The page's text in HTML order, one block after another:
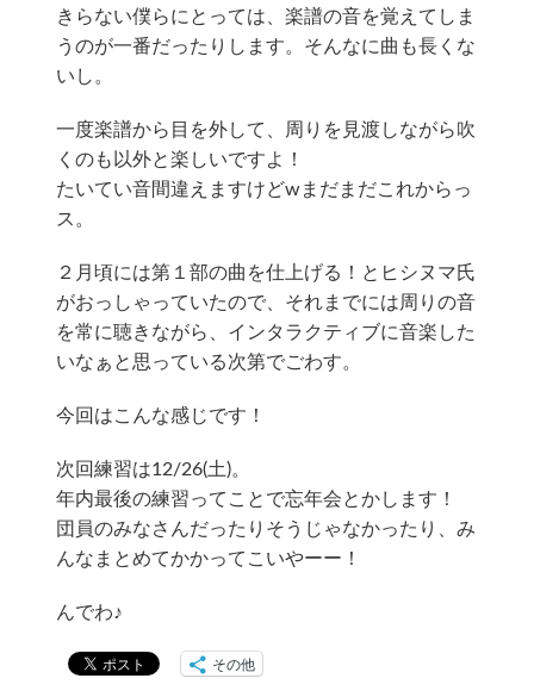
きらない僕らにとっては、楽譜の音を覚えてしま
うのが一番だったりします。そんなに曲も長くな
いし。
一度楽譜から目を外して、周りを見渡しながら吹
くのも以外と楽しいですよ！
たいてい音間違えますけどwまだまだこれからっ
ス。
２月頃には第１部の曲を仕上げる！とヒシヌマ氏
がおっしゃっていたので、それまでには周りの音
を常に聴きながら、インタラクティブに音楽した
いなぁと思っている次第でごわす。
今回はこんな感じです！
次回練習は12/26(土)。
年内最後の練習ってことで忘年会とかします！
団員のみなさんだったりそうじゃなかったり、み
んなまとめてかかってこいやーー！
んでわ♪
その他